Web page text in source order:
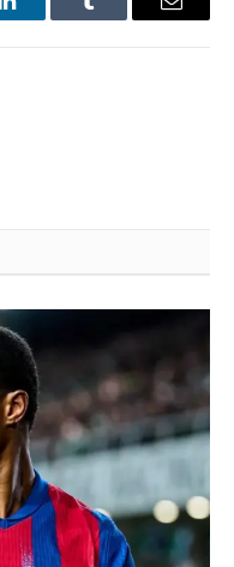
LinkedInTumblr Email